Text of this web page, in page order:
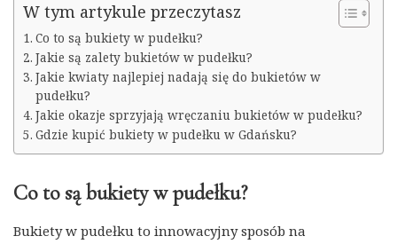
W tym artykule przeczytasz
Co to są bukiety w pudełku?
Jakie są zalety bukietów w pudełku?
Jakie kwiaty najlepiej nadają się do bukietów w
pudełku?
Jakie okazje sprzyjają wręczaniu bukietów w pudełku?
Gdzie kupić bukiety w pudełku w Gdańsku?
Co to są bukiety w pudełku?
Bukiety w pudełku to innowacyjny sposób na